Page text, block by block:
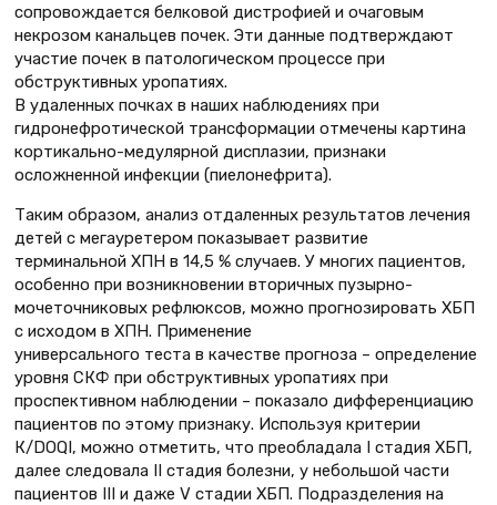
сопровождается белковой дистрофией и очаговым
некрозом канальцев почек. Эти данные подтверждают
участие почек в патологическом процессе при
обструктивных уропатиях.
В удаленных почках в наших наблюдениях при
гидронефротической трансформации отмечены картина
кортикально-медулярной дисплазии, признаки
осложненной инфекции (пиелонефрита).
Таким образом, анализ отдаленных результатов лечения
детей с мегауретером показывает развитие
терминальной ХПН в 14,5 % случаев. У многих пациентов,
особенно при возникновении вторичных пузырно-
мочеточниковых рефлюксов, можно прогнозировать ХБП
с исходом в ХПН. Применение
универсального теста в качестве прогноза – определение
уровня СКФ при обструктивных уропатиях при
проспективном наблюдении – показало дифференциацию
пациентов по этому признаку. Используя критерии
К/DОQI, можно отметить, что преобладала I стадия ХБП,
далее следовала II стадия болезни, у небольшой части
пациентов III и даже V стадии ХБП. Подразделения на